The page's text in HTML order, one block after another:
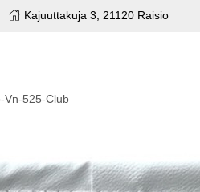
Kajuuttakuja 3, 21120 Raisio
Vn-525-Club